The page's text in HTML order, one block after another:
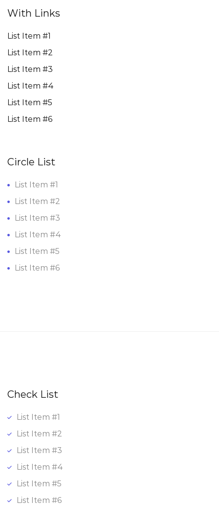
With Links
List Item #1
List Item #2
List Item #3
List Item #4
List Item #5
List Item #6
Circle List
List Item #1
List Item #2
List Item #3
List Item #4
List Item #5
List Item #6
Check List
List Item #1
List Item #2
List Item #3
List Item #4
List Item #5
List Item #6